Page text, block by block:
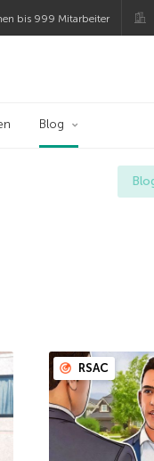
bis 999 Mitarbeiter
Blog
RSAC